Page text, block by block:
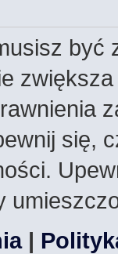
być
się,
|